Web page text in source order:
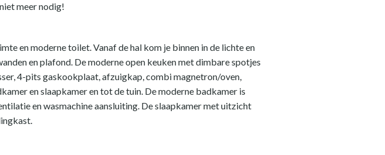
meer nodig!
en moderne toilet. Vanaf de hal kom je binnen in de lichte en
en plafond. De moderne open keuken met dimbare spotjes
4-pits gaskookplaat, afzuigkap, combi magnetron/oven,
en slaapkamer en tot de tuin. De moderne badkamer is
en wasmachine aansluiting. De slaapkamer met uitzicht